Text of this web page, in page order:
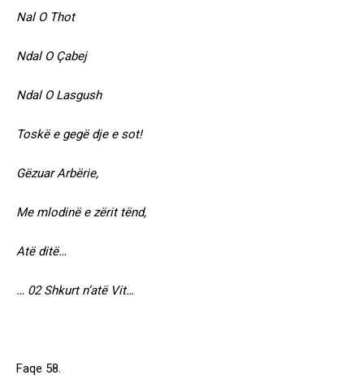
Nal O Thot
Ndal O Çabej
Ndal O Lasgush
Toskë e gegë dje e sot!
Gëzuar Arbërie,
Me mlodinë e zërit tënd,
Atë ditë…
… 02 Shkurt n’atë Vit…
Faqe 58.